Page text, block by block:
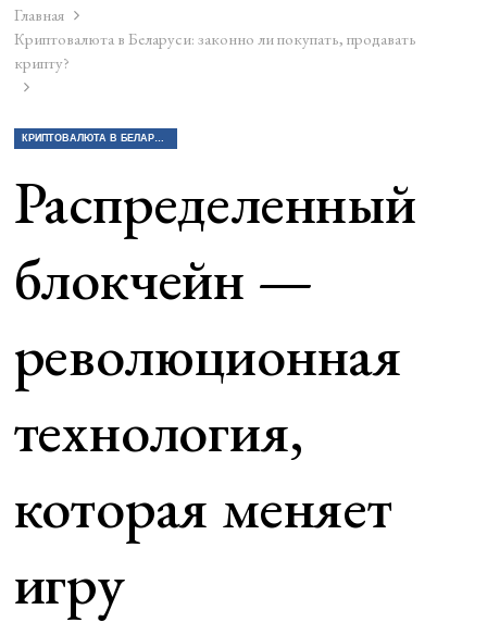
Главная
Криптовалюта в Беларуси: законно ли покупать, продавать
крипту?
КРИПТОВАЛЮТА В БЕЛАРУСИ: ЗАКОННО ЛИ ПОКУПАТЬ, ПРОДАВАТЬ КРИПТУ?
Распределенный
блокчейн —
революционная
технология,
которая меняет
игру